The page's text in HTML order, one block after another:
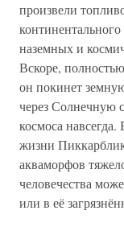
произвели
наземных и
Вскоре,
он покинет
через Солнечную
космоса навсегда.
жизни
акваморфов
человечества
или в её